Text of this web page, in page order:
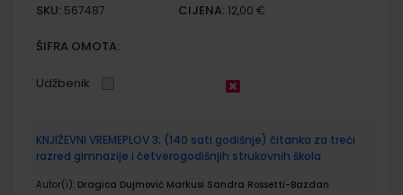
SKU: 567487 CIJENA: 12,00 €
ŠIFRA OMOTA:
Udžbenik
KNJIŽEVNI VREMEPLOV 3; (140 sati godišnje) čitanka za treći
razred gimnazije i četverogodišnjih strukovnih škola
Autor(i): Dragica Dujmović Markusi Sandra Rossetti-Bazdan